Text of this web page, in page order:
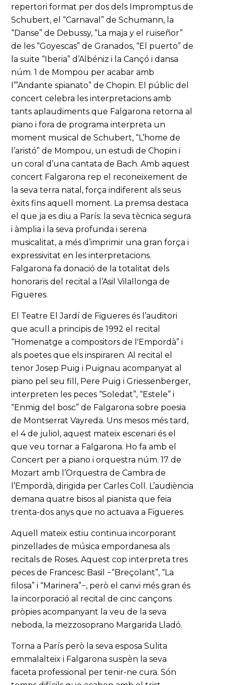
repertori format per dos dels Impromptus de
Schubert, el “Carnaval” de Schumann, la
“Danse” de Debussy, “La maja y el ruiseñor”
de les “Goyescas” de Granados, “El puerto” de
la suite “Iberia” d’Albéniz i la Cançó i dansa
núm. 1 de Mompou per acabar amb
l’”Andante spianato” de Chopin. El públic del
concert celebra les interpretacions amb
tants aplaudiments que Falgarona retorna al
piano i fora de programa interpreta un
moment musical de Schubert, “L’home de
l’aristó” de Mompou, un estudi de Chopin i
un coral d’una cantata de Bach. Amb aquest
concert Falgarona rep el reconeixement de
la seva terra natal, força indiferent als seus
èxits fins aquell moment. La premsa destaca
el que ja es diu a París: la seva tècnica segura
i àmplia i la seva profunda i serena
musicalitat, a més d’imprimir una gran força i
expressivitat en les interpretacions.
Falgarona fa donació de la totalitat dels
honoraris del recital a l’Asil Vilallonga de
Figueres.
El Teatre El Jardí de Figueres és l’auditori
que acull a principis de 1992 el recital
“Homenatge a compositors de l'Empordà” i
als poetes que els inspiraren. Al recital el
tenor Josep Puig i Puignau acompanyat al
piano pel seu fill, Pere Puig i Griessenberger,
interpreten les peces “Soledat”, “Estele” i
“Enmig del bosc” de Falgarona sobre poesia
de Montserrat Vayreda. Uns mesos més tard,
el 4 de juliol, aquest mateix escenari és el
que veu tornar a Falgarona. Ho fa amb el
Concert per a piano i orquestra núm. 17 de
Mozart amb l’Orquestra de Cambra de
l’Empordà, dirigida per Carles Coll. L’audiència
demana quatre bisos al pianista que feia
trenta-dos anys que no actuava a Figueres.
Aquell mateix estiu continua incorporant
pinzellades de música empordanesa als
recitals de Roses. Aquest cop interpreta tres
peces de Francesc Basil −“Breçolant”, “La
filosa” i “Marinera”−, però el canvi més gran és
la incorporació al recital de cinc cançons
pròpies acompanyant la veu de la seva
neboda, la mezzosoprano Margarida Lladó.
Torna a París però la seva esposa Sulita
emmalalteix i Falgarona suspèn la seva
faceta professional per tenir-ne cura. Són